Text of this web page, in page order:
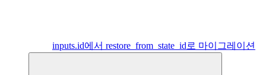
inputs.id에서 restore_from_state_id로 마이그레이션